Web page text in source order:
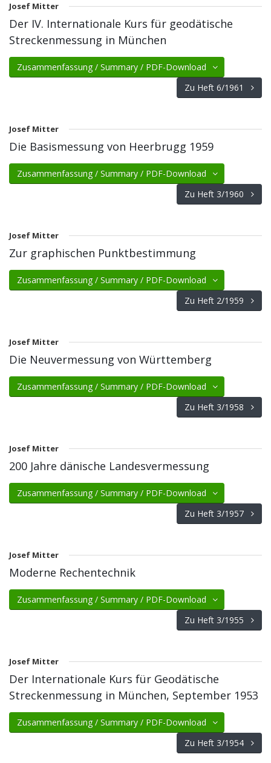
Josef Mitter
Der IV. Internationale Kurs für geodätische
Streckenmessung in München
Zusammenfassung / Summary / PDF-Download
Zu Heft 6/1961
Josef Mitter
Die Basismessung von Heerbrugg 1959
Zusammenfassung / Summary / PDF-Download
Zu Heft 3/1960
Josef Mitter
Zur graphischen Punktbestimmung
Zusammenfassung / Summary / PDF-Download
Zu Heft 2/1959
Josef Mitter
Die Neuvermessung von Württemberg
Zusammenfassung / Summary / PDF-Download
Zu Heft 3/1958
Josef Mitter
200 Jahre dänische Landesvermessung
Zusammenfassung / Summary / PDF-Download
Zu Heft 3/1957
Josef Mitter
Moderne Rechentechnik
Zusammenfassung / Summary / PDF-Download
Zu Heft 3/1955
Josef Mitter
Der Internationale Kurs für Geodätische
Streckenmessung in München, September 1953
Zusammenfassung / Summary / PDF-Download
Zu Heft 3/1954